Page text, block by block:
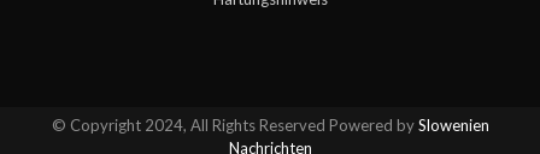
© Copyright 2024, All Rights Reserved Powered bySlowenien
Nachrichten